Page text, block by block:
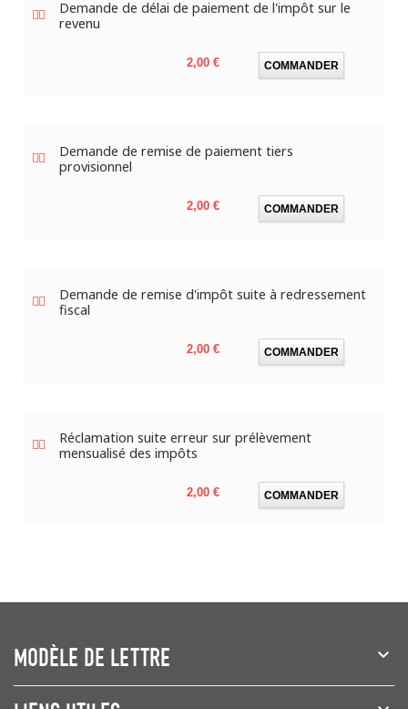
Demande de délai de paiement de l'impôt sur le
revenu
Prix
2,00 € COMMANDER
Demande de remise de paiement tiers
provisionnel
Prix
2,00 € COMMANDER
Demande de remise d'impôt suite à redressement
fiscal
Prix
2,00 € COMMANDER
Réclamation suite erreur sur prélèvement
mensualisé des impôts
Prix
2,00 € COMMANDER
MODÈLE DE LETTRE